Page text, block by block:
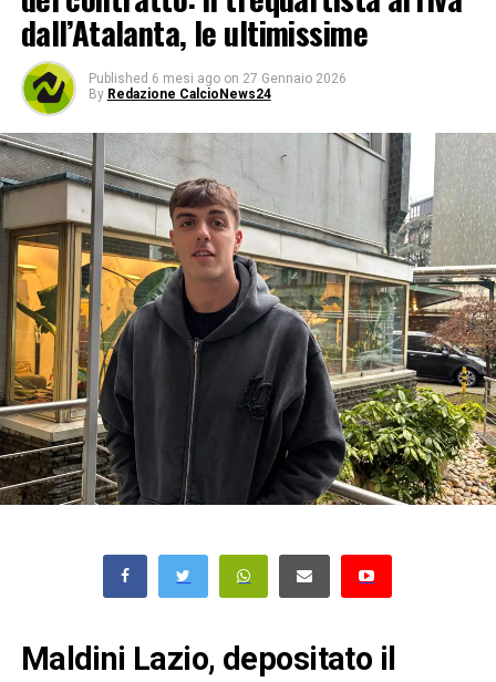
dall’Atalanta, le ultimissime
Published 6 mesi ago on 27 Gennaio 2026
By Redazione CalcioNews24
Maldini Lazio, depositato il